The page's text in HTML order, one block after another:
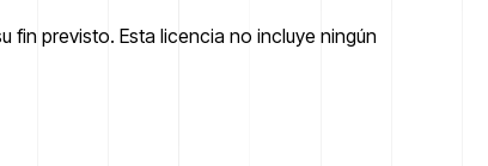
fin previsto. Esta licencia no incluye ningún